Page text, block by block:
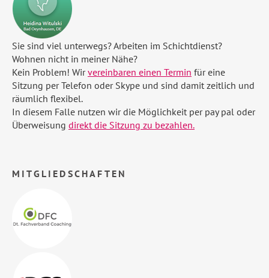
Sie sind viel unterwegs? Arbeiten im Schichtdienst?
Wohnen nicht in meiner Nähe?
Kein Problem! Wirvereinbaren einen Termin für eine
Sitzung per Telefon oder Skype und sind damit zeitlich und
räumlich flexibel.
In diesem Falle nutzen wir die Möglichkeit per pay pal oder
Überweisung direkt die Sitzung zu bezahlen.
MITGLIEDSCHAFTEN